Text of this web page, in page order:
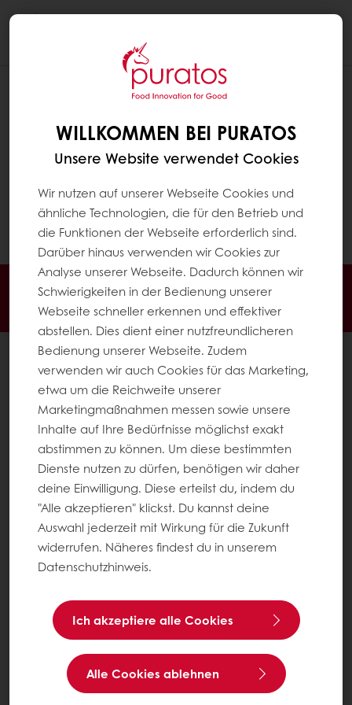
GIBT ES EINE APP FÜR DEN PURATOS
WEBSHOP?
Derzeit gibt es keine separate App, aber Sie
Computer, Tablet oder Smartphone – nutzen.
Der Webshop passt sich automatisch der
Bildschirmgröße an.
WILLKOMMEN BEI PURATOS
Unsere Website verwendet Cookies
Wir nutzen auf unserer Webseite Cookies und
ähnliche Technologien, die für den Betrieb und
die Funktionen der Webseite erforderlich sind.
Darüber hinaus verwenden wir Cookies zur
Analyse unserer Webseite. Dadurch können wir
Schwierigkeiten in der Bedienung unserer
Webseite schneller erkennen und effektiver
abstellen. Dies dient einer nutzfreundlicheren
Bedienung unserer Webseite. Zudem
verwenden wir auch Cookies für das Marketing,
etwa um die Reichweite unserer
Marketingmaßnahmen messen sowie unsere
Inhalte auf Ihre Bedürfnisse möglichst exakt
abstimmen zu können. Um diese bestimmten
Dienste nutzen zu dürfen, benötigen wir daher
deine Einwilligung. Diese erteilst du, indem du
"Alle akzeptieren" klickst. Du kannst deine
Auswahl jederzeit mit Wirkung für die Zukunft
widerrufen. Näheres findest du in unserem
Datenschutzhinweis.
Ich akzeptiere alle Cookies
Alle Cookies ablehnen
Jederzeit online bestellen
Online bezahlen
Schnelle Lieferung
Exklusive Angebote
Alle Produkte
Alle Rezepte
Service
Konsumenten-Trends
Über Puratos
Neuigkeiten
Kontakt
AGB für Veranstaltungen
Datenschutz
Cookie-Einstellungen
Rechtliche Hinweise